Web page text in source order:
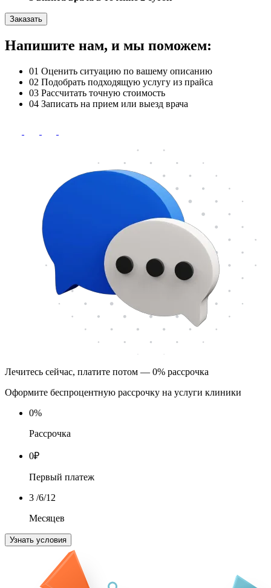
Заказать
Напишите нам, и мы поможем:
01 Оценить ситуацию по вашему описанию
02 Подобрать подходящую услугу из прайса
03 Рассчитать точную стоимость
04 Записать на прием или выезд врача
Лечитесь сейчас, платите потом — 0% рассрочка
Оформите беспроцентную рассрочку на услуги клиники
0%
Рассрочка
0₽
Первый платеж
3 /6/12
Месяцев
Узнать условия